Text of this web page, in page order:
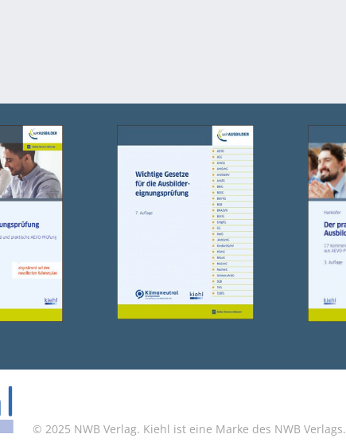
© 2025 NWB Verlag. Kiehl ist eine Marke des NWB Verlags.